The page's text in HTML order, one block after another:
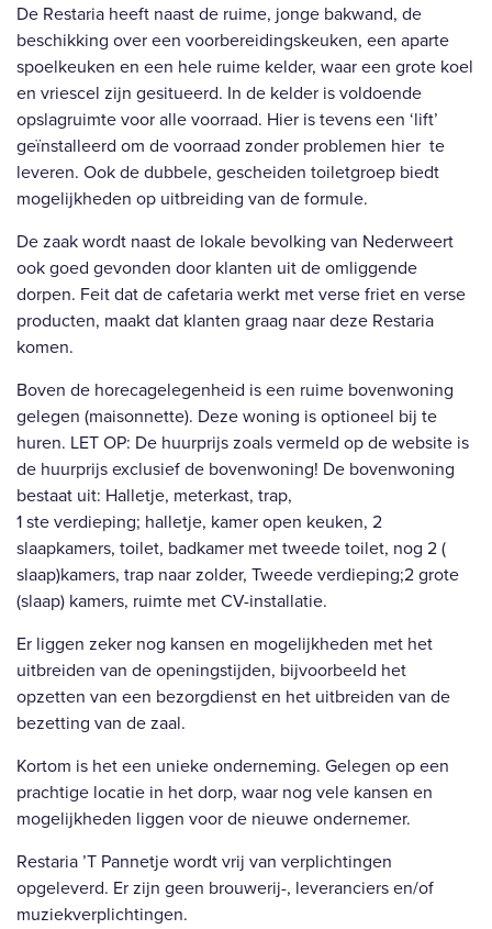
De Restaria heeft naast de ruime, jonge bakwand, de
beschikking over een voorbereidingskeuken, een aparte
spoelkeuken en een hele ruime kelder, waar een grote koel
en vriescel zijn gesitueerd. In de kelder is voldoende
opslagruimte voor alle voorraad. Hier is tevens een ‘lift’
geïnstalleerd om de voorraad zonder problemen hier te
leveren. Ook de dubbele, gescheiden toiletgroep biedt
mogelijkheden op uitbreiding van de formule.
De zaak wordt naast de lokale bevolking van Nederweert
ook goed gevonden door klanten uit de omliggende
dorpen. Feit dat de cafetaria werkt met verse friet en verse
producten, maakt dat klanten graag naar deze Restaria
komen.
Boven de horecagelegenheid is een ruime bovenwoning
gelegen (maisonnette). Deze woning is optioneel bij te
huren. LET OP: De huurprijs zoals vermeld op de website is
de huurprijs exclusief de bovenwoning! De bovenwoning
bestaat uit: Halletje, meterkast, trap,
1 ste verdieping; halletje, kamer open keuken, 2
slaapkamers, toilet, badkamer met tweede toilet, nog 2 (
slaap)kamers, trap naar zolder, Tweede verdieping;2 grote
(slaap) kamers, ruimte met CV-installatie.
Er liggen zeker nog kansen en mogelijkheden met het
uitbreiden van de openingstijden, bijvoorbeeld het
opzetten van een bezorgdienst en het uitbreiden van de
bezetting van de zaal.
Kortom is het een unieke onderneming. Gelegen op een
prachtige locatie in het dorp, waar nog vele kansen en
mogelijkheden liggen voor de nieuwe ondernemer.
Restaria ’T Pannetje wordt vrij van verplichtingen
opgeleverd. Er zijn geen brouwerij-, leveranciers en/of
muziekverplichtingen.